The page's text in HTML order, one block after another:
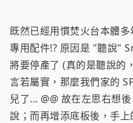
既然已經用慣焚火台本體
專用配件!? 原因是 "聽說"
將要停產了 (真的是聽說的
言若屬實，那麼我們家的
兒了... @@ 故在左思右想
說；而再增添底板後，手